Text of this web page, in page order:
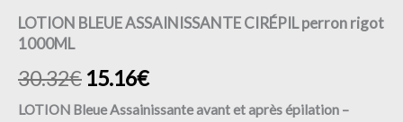
LOTION BLEUE ASSAINISSANTE CIRÉPIL perron rigot
1000ML
30.32€ 15.16€
LOTION Bleue Assainissante avant et après épilation –